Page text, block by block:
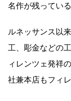
名作が残っている
ルネッサンス以
工、彫金などの
ィレンツェ発祥
社兼本店もフィ